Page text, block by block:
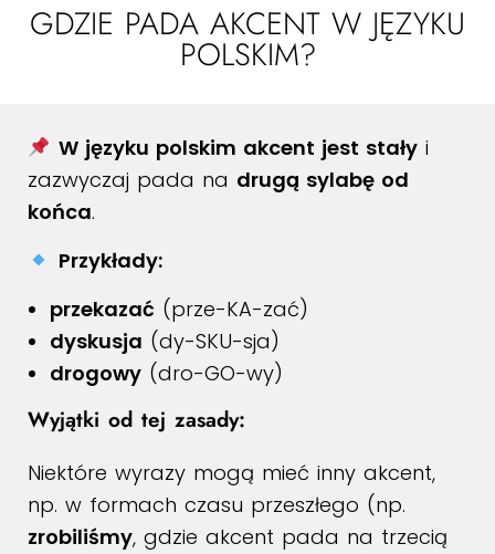
GDZIE PADA AKCENT W JĘZYKU
POLSKIM?
W języku polskim akcent jest stałyi
zazwyczaj pada na drugą sylabę od
końca.
Przykłady:
przekazać (prze-KA-zać)
dyskusja (dy-SKU-sja)
drogowy (dro-GO-wy)
Wyjątki od tej zasady:
Niektóre wyrazy mogą mieć inny akcent,
np. w formach czasu przeszłego (np.
zrobiliśmy, gdzie akcent pada na trzecią